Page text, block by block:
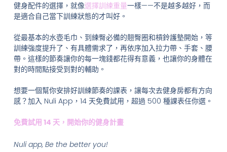
健身配件的選擇，就像選擇訓練重量一樣——不是越多越好，而
是適合自己當下訓練狀態的才叫好。
從最基本的水壺毛巾、到練臀必備的翹臀圈和槓鈴護墊開始，等
訓練強度提升了、有具體需求了，再依序加入拉力帶、手套、腰
帶。這樣的節奏讓你的每一塊錢都花得有意義，也讓你的身體在
對的時間點接受到對的輔助。
想要一個幫你安排好訓練節奏的課表，讓每次去健身房都有方向
感？加入 Nuli App，14 天免費試用，超過 500 種課表任你選。
免費試用 14 天，開始你的健身計畫
Nuli app, Be the better you!